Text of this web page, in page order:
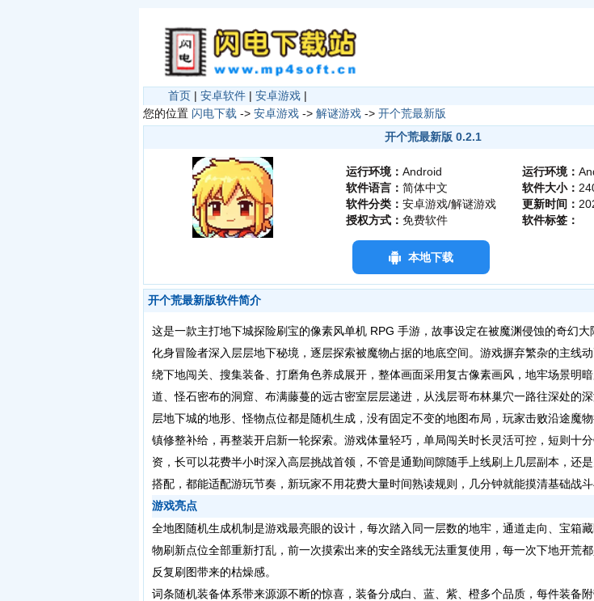
首页 | 安卓软件 | 安卓游戏 |
您的位置 闪电下载 -> 安卓游戏 -> 解谜游戏 -> 开个荒最新版
开个荒最新版 0.2.1
运行环境： Android
软件语言： 简体中文
软件分类： 安卓游戏/解谜游戏
授权方式： 免费软件
本地下载
运行环境：
软件大小：
更新时间：
软件标签：
开个荒最新版软件简介
这是一款主打地下城探险刷宝的像素风单机 RPG 手游，故事设定在被魔渊侵蚀的奇幻大
化身冒险者深入层层地下秘境，逐层探索被魔物占据的地底空间。游戏摒弃繁杂的主线
绕下地闯关、搜集装备、打磨角色养成展开，整体画面采用复古像素画风，地牢场景明
道、怪石密布的洞窟、布满藤蔓的远古密室层层递进，从浅层哥布林巢穴一路往深处的
层地下城的地形、怪物点位都是随机生成，没有固定不变的地图布局，玩家击败沿途魔
镇修整补给，再整装开启新一轮探索。游戏体量轻巧，单局闯关时长灵活可控，短则十
资，长可以花费半小时深入高层挑战首领，不管是通勤间隙随手上线刷上几层副本，还
搭配，都能适配游玩节奏，新玩家不用花费大量时间熟读规则，几分钟就能摸清基础战斗
游戏亮点
全地图随机生成机制是游戏最亮眼的设计，每次踏入同一层数的地牢，通道走向、宝箱
物刷新点位全部重新打乱，前一次摸索出来的安全路线无法重复使用，每一次下地开荒
反复刷图带来的枯燥感。
词条随机装备体系带来源源不断的惊喜，装备分成白、蓝、紫、橙多个品质，每件装备附